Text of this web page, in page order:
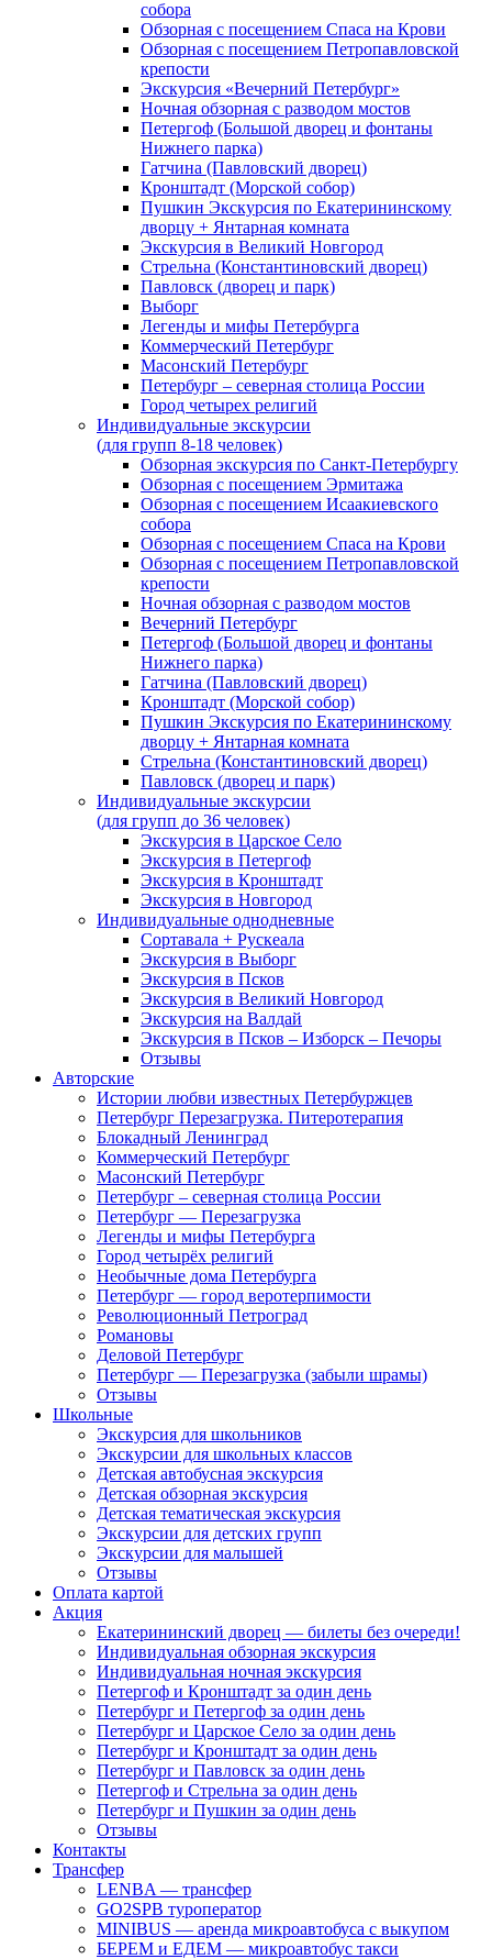
собора
Обзорная с посещением Спаса на Крови
Обзорная с посещением Петропавловской
крепости
Экскурсия «Вечерний Петербург»
Ночная обзорная с разводом мостов
Петергоф (Большой дворец и фонтаны
Нижнего парка)
Гатчина (Павловский дворец)
Кронштадт (Морской собор)
Пушкин Экскурсия по Екатерининскому
дворцу + Янтарная комната
Экскурсия в Великий Новгород
Стрельна (Константиновский дворец)
Павловск (дворец и парк)
Выборг
Легенды и мифы Петербурга
Коммерческий Петербург
Масонский Петербург
Петербург – северная столица России
Город четырех религий
Индивидуальные экскурсии
(для групп 8-18 человек)
Обзорная экскурсия по Санкт-Петербургу
Обзорная с посещением Эрмитажа
Обзорная с посещением Исаакиевского
собора
Обзорная с посещением Спаса на Крови
Обзорная с посещением Петропавловской
крепости
Ночная обзорная с разводом мостов
Вечерний Петербург
Петергоф (Большой дворец и фонтаны
Нижнего парка)
Гатчина (Павловский дворец)
Кронштадт (Морской собор)
Пушкин Экскурсия по Екатерининскому
дворцу + Янтарная комната
Стрельна (Константиновский дворец)
Павловск (дворец и парк)
Индивидуальные экскурсии
(для групп до 36 человек)
Экскурсия в Царское Село
Экскурсия в Петергоф
Экскурсия в Кронштадт
Экскурсия в Новгород
Индивидуальные однодневные
Сортавала + Рускеала
Экскурсия в Выборг
Экскурсия в Псков
Экскурсия в Великий Новгород
Экскурсия на Валдай
Экскурсия в Псков – Изборск – Печоры
Отзывы
Авторские
Истории любви известных Петербуржцев
Петербург Перезагрузка. Питеротерапия
Блокадный Ленинград
Коммерческий Петербург
Масонский Петербург
Петербург – северная столица России
Петербург — Перезагрузка
Легенды и мифы Петербурга
Город четырёх религий
Необычные дома Петербурга
Петербург — город веротерпимости
Революционный Петроград
Романовы
Деловой Петербург
Петербург — Перезагрузка (забыли шрамы)
Отзывы
Школьные
Экскурсия для школьников
Экскурсии для школьных классов
Детская автобусная экскурсия
Детская обзорная экскурсия
Детская тематическая экскурсия
Экскурсии для детских групп
Экскурсии для малышей
Отзывы
Оплата картой
Акция
Екатерининский дворец — билеты без очереди!
Индивидуальная обзорная экскурсия
Индивидуальная ночная экскурсия
Петергоф и Кронштадт за один день
Петербург и Петергоф за один день
Петербург и Царское Село за один день
Петербург и Кронштадт за один день
Петербург и Павловск за один день
Петергоф и Стрельна за один день
Петербург и Пушкин за один день
Отзывы
Контакты
Трансфер
LENBA — трансфер
GO2SPB туроператор
MINIBUS — аренда микроавтобуса с выкупом
БЕРЕМ и ЕДЕМ — микроавтобус такси